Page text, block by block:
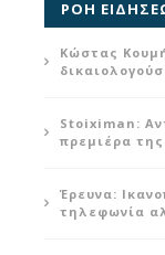
ΡΟΗ
Κώστας
Stoiximan:
πρεμιέρα
Έρευνα:
τηλεφωνία